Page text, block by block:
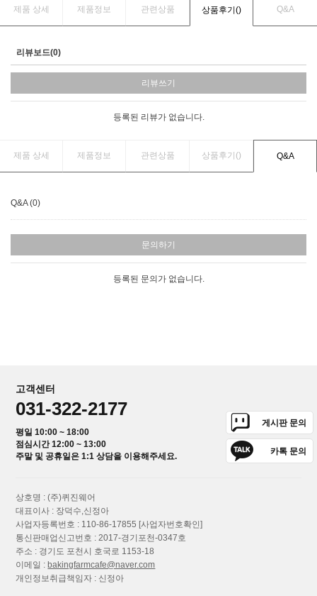
제품 상세 제품정보 관련상품 상품후기() Q&A
리뷰보드(0)
리뷰쓰기
등록된 리뷰가 없습니다.
제품 상세 제품정보 관련상품 상품후기() Q&A
Q&A (0)
문의하기
등록된 문의가 없습니다.
고객센터
031-322-2177
평일 10:00 ~ 18:00
점심시간 12:00 ~ 13:00
주말 및 공휴일은 1:1 상담을 이용해주세요.
게시판 문의
카톡 문의
상호명 : (주)퀴진웨어
대표이사 : 장덕수,신정아
사업자등록번호 : 110-86-17855 [사업자번호확인]
통신판매업신고번호 : 2017-경기포천-0347호
주소 : 경기도 포천시 호국로 1153-18
이메일 : bakingfarmcafe@naver.com
개인정보취급책임자 : 신정아